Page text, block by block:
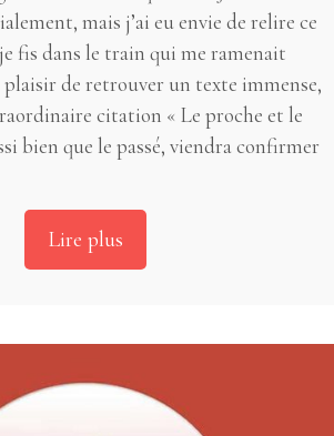
mais j’ai eu envie de relire ce
fis dans le train qui me ramenait
de retrouver un texte immense,
citation « Le proche et le
bien que le passé, viendra confirmer
Lire plus